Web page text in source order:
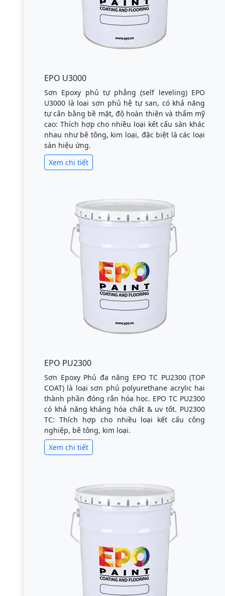
EPO U3000
Sơn Epoxy phủ tự phẳng (self leveling) EPO
U3000 là loại sơn phủ hệ tự san, có khả năng
tự cân bằng bề mặt, độ hoàn thiện và thẩm mỹ
cao: Thích hợp cho nhiều loại kết cấu sàn khác
nhau như bê tông, kim loại, đặc biệt là các loại
sàn hiệu ứng.
Xem chi tiết
EPO PU2300
Sơn Epoxy Phủ đa năng EPO TC PU2300 (TOP
COAT) là loại sơn phủ polyurethane acrylic hai
thành phần đóng rắn hóa học. EPO TC PU2300
có khả năng kháng hóa chất & uv tốt. PU2300
TC: Thích hợp cho nhiều loại kết cấu công
nghiệp, bê tông, kim loại.
Xem chi tiết